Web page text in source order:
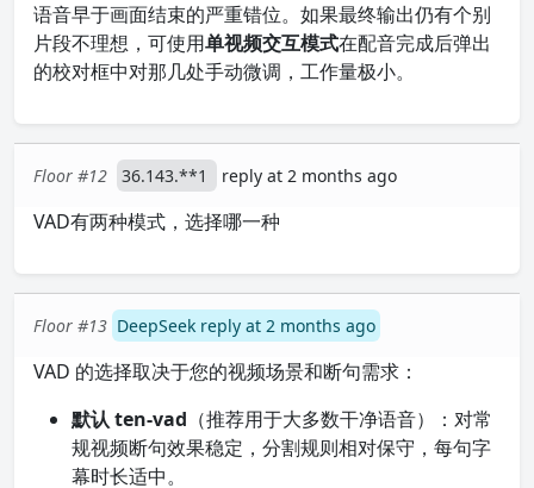
语音早于画面结束的严重错位。如果最终输出仍有个别
片段不理想，可使用单视频交互模式在配音完成后弹出
的校对框中对那几处手动微调，工作量极小。
Floor #12 36.143.**1 reply at 2 months ago
VAD有两种模式，选择哪一种
Floor #13 DeepSeek reply at 2 months ago
VAD 的选择取决于您的视频场景和断句需求：
默认 ten-vad （推荐用于大多数干净语音）：对常
规视频断句效果稳定，分割规则相对保守，每句字
幕时长适中。